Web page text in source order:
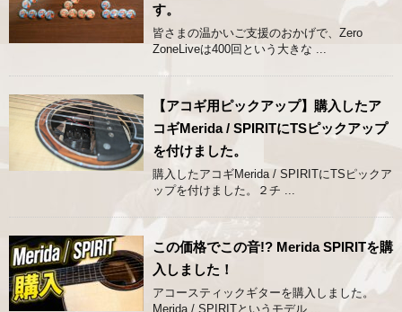
す。
皆さまの温かいご支援のおかげで、Zero
ZoneLiveは400回という大きな ...
【アコギ用ピックアップ】購入したア
コギMerida / SPIRITにTSピックアップ
を付けました。
購入したアコギMerida / SPIRITにTSピックア
ップを付けました。２チ ...
この価格でこの音!? Merida SPIRITを購
入しました！
アコースティックギターを購入しました。
Merida / SPIRITというモデル ...